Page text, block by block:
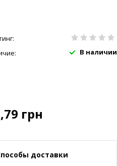
В наличии
грн
доставки